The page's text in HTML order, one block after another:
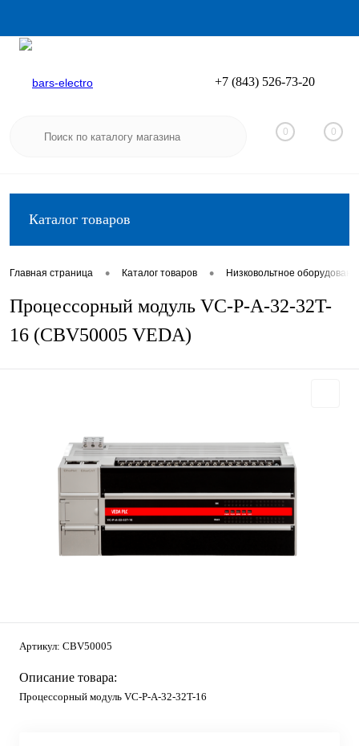
Вход
+7 (843) 526-73-20
0 0
Каталог товаров
Главная страница • Каталог товаров • Низковольтное
Процессорный модуль VC-P-A-32-32T-
16 (CBV50005 VEDA)
Артикул: CBV50005
Описание товара:
Процессорный модуль VC-P-A-32-32T-16